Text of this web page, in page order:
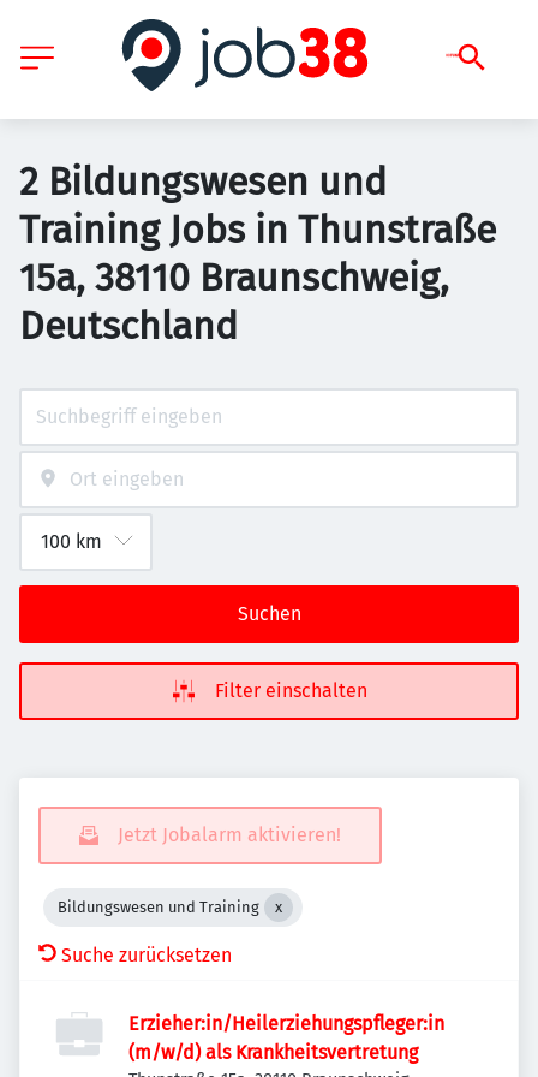
2 Bildungswesen und
Training Jobs in Thunstraße
15a, 38110 Braunschweig,
Deutschland
Suchen
Filter einschalten
Jetzt Jobalarm aktivieren!
Bildungswesen und Training
Suche zurücksetzen
Erzieher:in/Heilerziehungspfleger:in
(m/w/d) als Krankheitsvertretung